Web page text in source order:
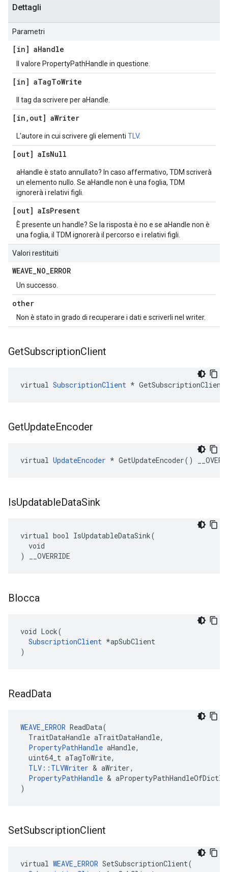
Dettagli
Parametri
[in] aHandle
Il valore PropertyPathHandle in questione.
[in] aTagToWrite
Il tag da scrivere per aHandle.
[in , out] aWriter
L'autore in cui scrivere gli elementi TLV.
[out] aIsNull
aHandle è stato annullato? In caso affermativo, TDM scriverà
un elemento nullo. Se aHandle non è una foglia, TDM
ignorerà i relativi figli.
[out] aIsPresent
È presente un handle? Se la risposta è no e se aHandle non è
una foglia, il TDM ignorerà il percorso e i relativi figli.
Valori restituiti
WEAVE_NO_ERROR
Un successo.
other
Non è stato in grado di recuperare i dati e scriverli nel writer.
GetSubscriptionClient
virtual SubscriptionClient * GetSubscriptionClient()
GetUpdateEncoder
virtual UpdateEncoder * GetUpdateEncoder()
IsUpdatableDataSink
virtual bool IsUpdatableDataSink(
  void
) __OVERRIDE
Blocca
void Lock(
SubscriptionClient *apSubClient
)
ReadData
WEAVE_ERROR ReadData(
  TraitDataHandle aTraitDataHandle,
PropertyPathHandle aHandle,
  uint64_t aTagToWrite,
TLV::TLVWriter & aWriter,
PropertyPathHandle &
)
SetSubscriptionClient
virtual WEAVE_ERROR SetSubscriptionClient(